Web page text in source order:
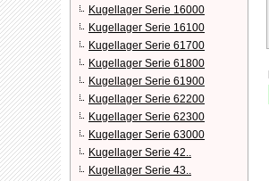
Kugellager Serie 16000
Kugellager Serie 16100
Kugellager Serie 61700
Kugellager Serie 61800
Kugellager Serie 61900
Kugellager Serie 62200
Kugellager Serie 62300
Kugellager Serie 63000
Kugellager Serie 42..
Kugellager Serie 43..